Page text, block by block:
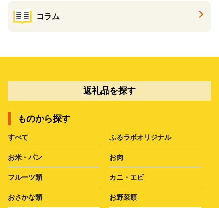
コラム
返礼品を探す
ものから探す
すべて ふるラボオリジナル
お米・パン お肉
フルーツ類 カニ・エビ
おさかな類 お野菜類